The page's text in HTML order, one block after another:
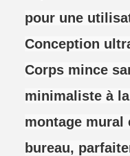
pour une
Conception
Corps mince
minimaliste à
montage mural
bureau,